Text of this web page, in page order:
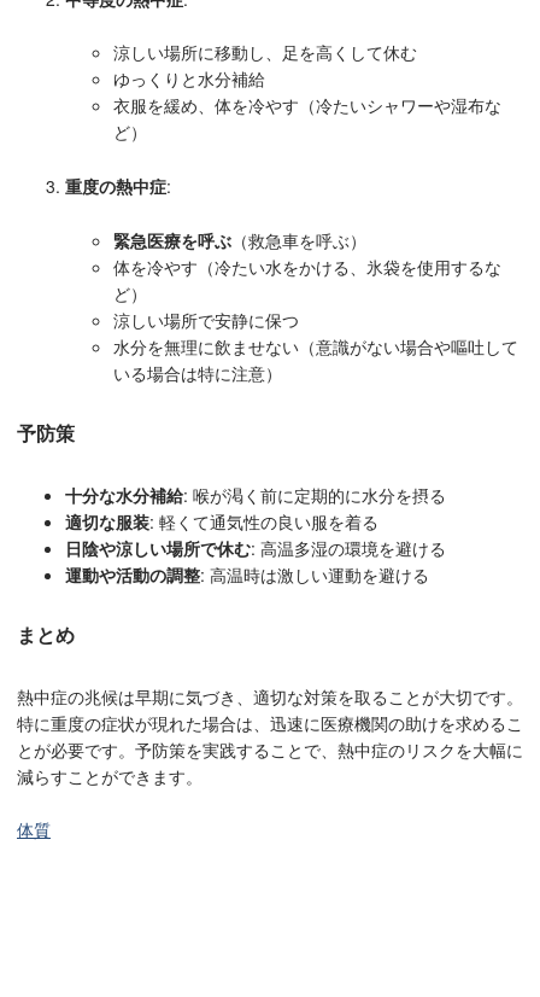
涼しい場所に移動し、足を高くして休む
ゆっくりと水分補給
衣服を緩め、体を冷やす（冷たいシャワーや湿布な
ど）
重度の熱中症:
緊急医療を呼ぶ （救急車を呼ぶ）
体を冷やす（冷たい水をかける、氷袋を使用するな
ど）
涼しい場所で安静に保つ
水分を無理に飲ませない（意識がない場合や嘔吐して
いる場合は特に注意）
予防策
十分な水分補給: 喉が渇く前に定期的に水分を摂る
適切な服装: 軽くて通気性の良い服を着る
日陰や涼しい場所で休む: 高温多湿の環境を避ける
運動や活動の調整: 高温時は激しい運動を避ける
まとめ
熱中症の兆候は早期に気づき、適切な対策を取ることが大切です。
特に重度の症状が現れた場合は、迅速に医療機関の助けを求めるこ
とが必要です。予防策を実践することで、熱中症のリスクを大幅に
減らすことができます。
体質